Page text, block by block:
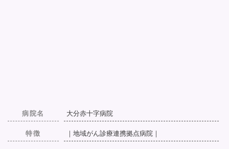
病院名 大分赤十字病院
特徴 ｜地域がん診療連携拠点病院｜